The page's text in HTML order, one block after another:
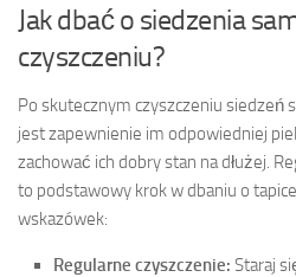
Jak dbać o siedzenia
czyszczeniu?
Po skutecznym czyszczeniu siedzeń
jest zapewnienie im odpowiedniej
zachować ich dobry stan na dłużej.
to podstawowy krok w dbaniu o
wskazówek:
Regularne czyszczenie: Staraj